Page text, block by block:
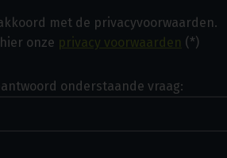
akkoord met de privacyvoorwaarden.
onze privacy voorwaarden (*)
onderstaande vraag: